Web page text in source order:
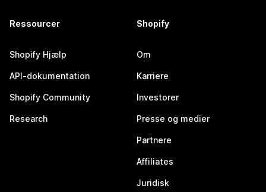
Ressourcer
Shopify Hjælp
API-dokumentation
Shopify Community
Research
Shopify
Om
Karriere
Investorer
Presse og medier
Partnere
Affiliates
Juridisk